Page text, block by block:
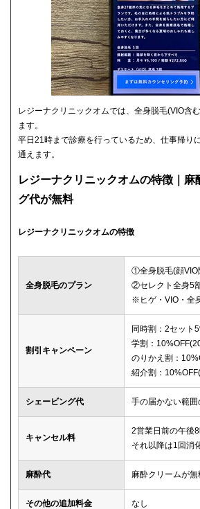
レジーナクリニックオムでは、全身脱毛(VIO含
ます。
平日21時まで診療を行っているため、仕事帰り
通えます。
レジーナクリニックオムの特徴｜麻
グ代が無料
レジーナクリニックオムの特徴
全身脱毛のプラン
①全身脱毛(顔VIO
②セレクト全身5
※ヒゲ・VIO・全
割引キャンペーン
同時割：2セット
学割：
のりかえ割：
紹介割：
シェービング代 手の届かない範
キャンセル料
2営業日前の午後
それ以降は1回消
麻酔代 麻酔クリームが無
その他の追加料金 なし